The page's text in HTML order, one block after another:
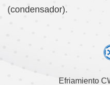
(condensador).
Efriamiento